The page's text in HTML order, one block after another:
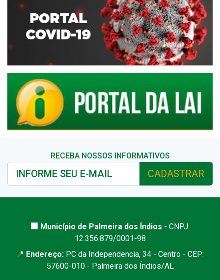
RECEBA NOSSOS INFORMATIVOS
CADASTRAR
🏢 Município de Palmeira dos Índios - CNPJ:
12.356.879/0001-98
📍 Endereço: PC da Independencia, 34 - Centro - CEP:
57600-010 - Palmeira dos Índios/AL